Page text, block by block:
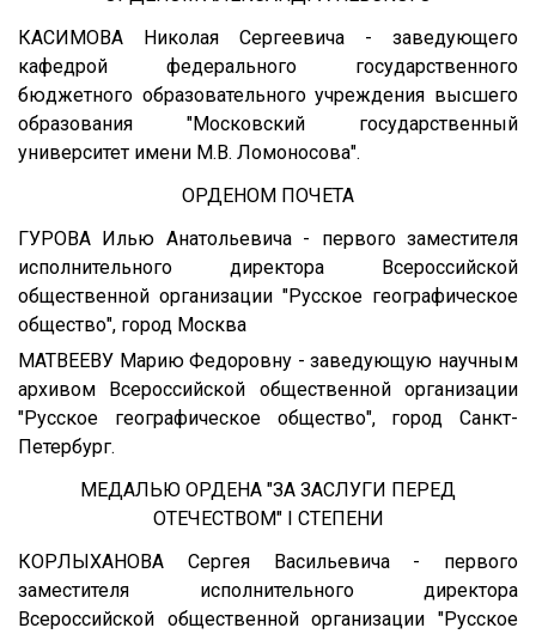
КАСИМОВА Николая Сергеевича - заведующего
кафедрой федерального государственного
бюджетного образовательного учреждения высшего
образования "Московский государственный
университет имени М.В. Ломоносова".
ОРДЕНОМ ПОЧЕТА
ГУРОВА Илью Анатольевича - первого заместителя
исполнительного директора Всероссийской
общественной организации "Русское географическое
общество", город Москва
МАТВЕЕВУ Марию Федоровну - заведующую научным
архивом Всероссийской общественной организации
"Русское географическое общество", город Санкт-
Петербург.
МЕДАЛЬЮ ОРДЕНА "ЗА ЗАСЛУГИ ПЕРЕД
ОТЕЧЕСТВОМ" I СТЕПЕНИ
КОРЛЫХАНОВА Сергея Васильевича - первого
заместителя исполнительного директора
Всероссийской общественной организации "Русское